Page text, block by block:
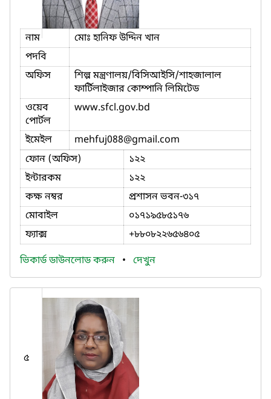
নাম
মোঃ হানিফ উদ্দিন খান
পদবি
অফিস
শিল্প মন্ত্রণালয়/বিসিআইসি/শাহজালাল
ফার্টিলাইজার কোম্পানি লিমিটেড
ওয়েব
পোর্টল
www.sfcl.gov.bd
ইমেইল mehfuj088@gmail.com
ফোন (অফিস)
১২২
ইন্টারকম
১২২
কক্ষ নম্বর
প্রশাসন ভবন-৩১৭
মোবাইল
০১৭১৯৫৮৫১৭৬
ফ্যাক্স
+৮৮০৮২২৬৫৬৪০৫
ভিকার্ড ডাউনলোড করুন • দেখুন
৫